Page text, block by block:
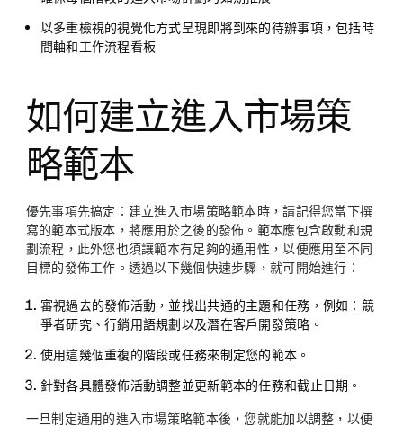
以多重檢視的視覺化方式呈現即將到來的待辦事項，包括時
間軸和工作流程看板
如何建立進入市場策
略範本
優先事項先搞定：建立進入市場策略範本時，請記得您當下撰
寫的範本式版本，將應用於之後的發佈。範本應包含啟動和規
劃流程，此外您也須讓範本有足夠的通用性，以便應用至不同
目標的發佈工作。透過以下幾個快速步驟，就可開始進行：
審視過去的發佈活動 ，並找出共通的主題和任務，例如：競
爭者研究、行銷用語規劃以及潛在客戶開發策略。
使用這幾個重複的階段或任務來制定您的範本 。
針對各具體發佈活動調整並更新範本的任務和截止日期。
一旦制定通用的進入市場策略範本後，您就能加以調整，以便